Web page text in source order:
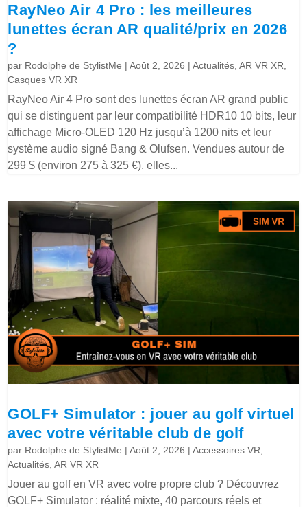
RayNeo Air 4 Pro : les meilleures
lunettes écran AR qualité/prix en 2026
?
par Rodolphe de StylistMe |Août 2, 2026 |Actualités ,AR VR XR
Casques VR XR
RayNeo Air 4 Pro sont des lunettes écran AR grand public
qui se distinguent par leur compatibilité HDR10 10 bits, leur
affichage Micro-OLED 120 Hz jusqu’à 1200 nits et leur
système audio signé Bang & Olufsen. Vendues autour de
299 $ (environ 275 à 325 €), elles...
GOLF+ Simulator : jouer au golf virtuel
avec votre véritable club de golf
par Rodolphe de StylistMe |Août 2, 2026 |Accessoires VR
Actualités ,AR VR XR
Jouer au golf en VR avec votre propre club ? Découvrez
GOLF+ Simulator : réalité mixte, 40 parcours réels et